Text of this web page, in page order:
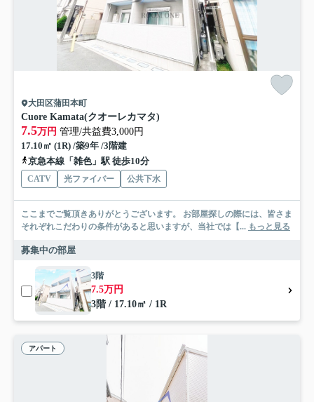
大田区蒲田本町
Cuore Kamata(クオーレカマタ)
7.5万円 管理/共益費3,000円
17.10㎡ (1R) /築9年 /3階建
京急本線「雑色」駅 徒歩10分
CATV 光ファイバー 公共下水
ここまでご覧頂きありがとうございます。 お部屋探しの際には、皆さま
それぞれこだわりの条件があると思いますが、当社では【... もっと見る
募集中の部屋
3階
7.5万円
3階 / 17.10㎡ / 1R
アパート